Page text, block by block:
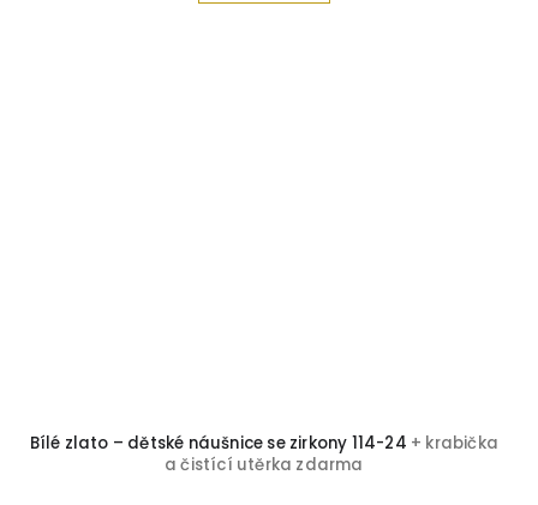
Bílé zlato – dětské náušnice se zirkony 114-24 + krabička
a čistící utěrka zdarma